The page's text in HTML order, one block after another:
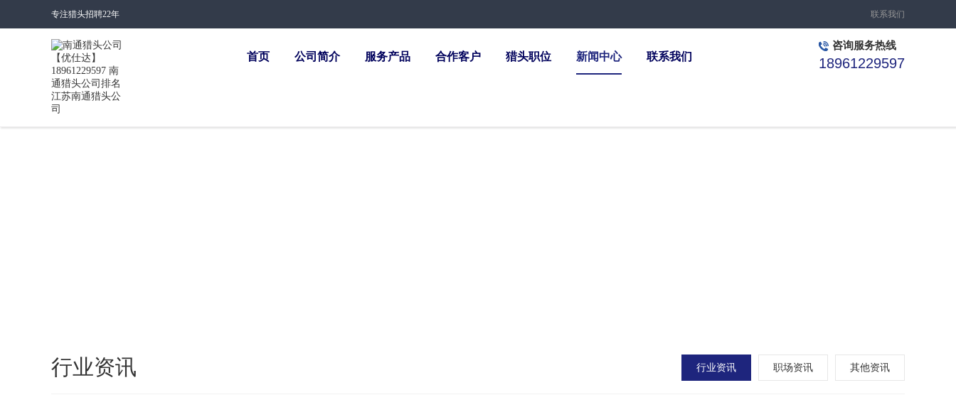
专注猎头招聘22年 联系我们
首页 公司简介 服务产品 合作客户 猎头职位 新闻中心 联系我们
咨询服务热线
18961229597
行业资讯 行业资讯 职场资讯 其他资讯